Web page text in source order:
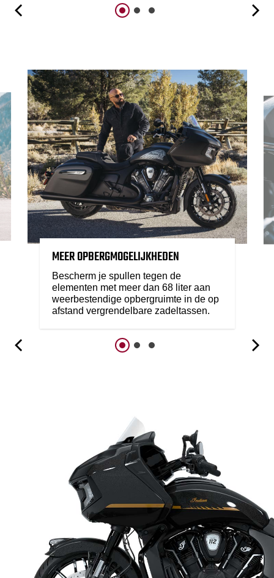
MEER OPBERGMOGELIJKHEDEN
Bescherm je spullen tegen de
elementen met meer dan 68 liter aan
weerbestendige opbergruimte in de op
afstand vergrendelbare zadeltassen.